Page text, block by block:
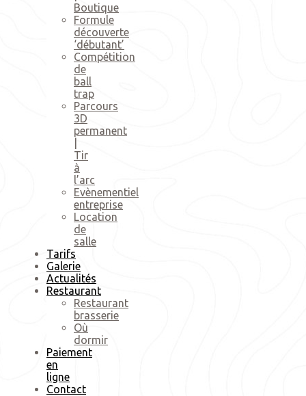
Boutique
Formule
découverte
‘débutant’
Compétition
de
ball
trap
Parcours
3D
permanent
Tir
à
l’arc
Evènementiel
entreprise
Location
de
salle
Tarifs
Galerie
Actualités
Restaurant
Restaurant
brasserie
Où
dormir
Paiement
en
ligne
Contact